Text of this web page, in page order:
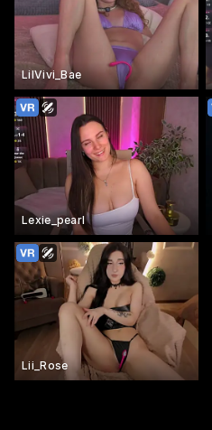
LilVivi_Bae
Lexie_pearl
Lii_Rose